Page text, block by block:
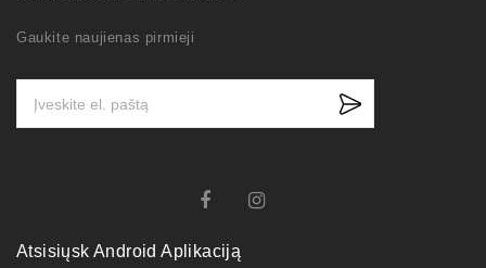
Gaukite naujienas pirmieji
Atsisiųsk Android Aplikaciją